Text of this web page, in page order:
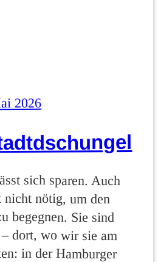
2026
sich sparen. Auch
nicht nötig, um den
begegnen. Sie sind
– dort, wo wir sie am
in der Hamburger